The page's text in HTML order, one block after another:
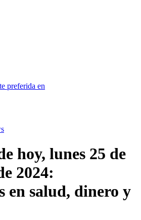
preferida en
hoy, lunes 25 de
2024:
en salud, dinero y